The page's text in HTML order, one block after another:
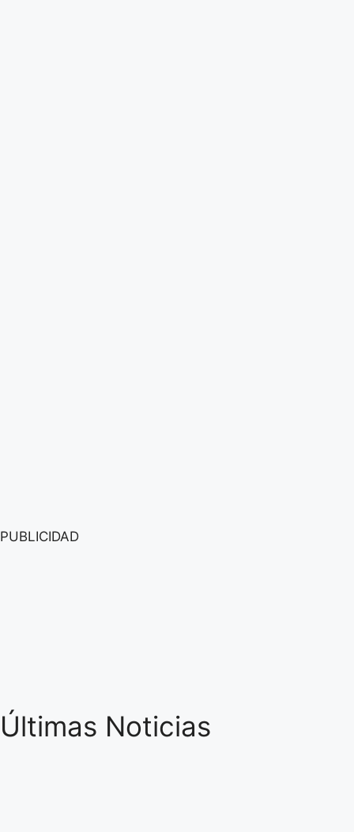
PUBLICIDAD
Últimas Noticias